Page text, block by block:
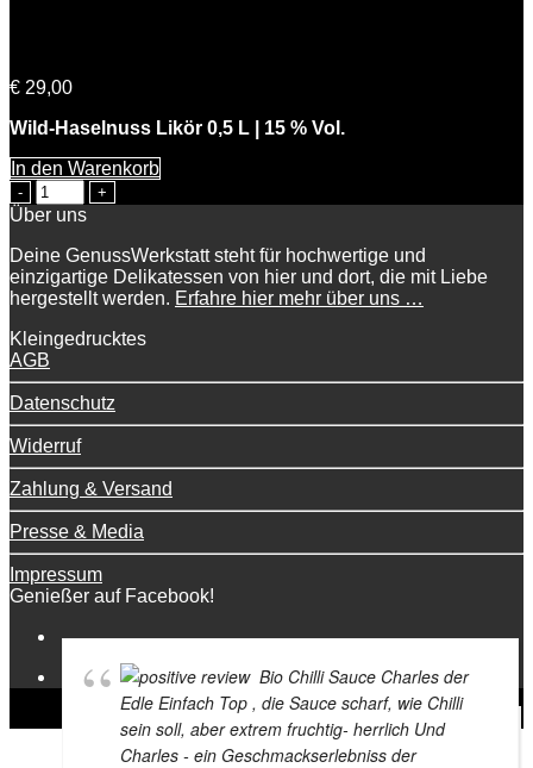
€ 29,00
Wild-Haselnuss Likör 0,5 L | 15 % Vol.
In den Warenkorb
Knackiger
Karl
Über uns
Deine GenussWerkstatt steht für hochwertige und
einzigartige Delikatessen von hier und dort, die mit Liebe
hergestellt werden. Erfahre hier mehr über uns …
Kleingedrucktes
AGB
Datenschutz
Widerruf
Zahlung & Versand
Presse & Media
Impressum
Genießer auf Facebook!
Bio Chilli Sauce Charles der
Edle Einfach Top , die Sauce scharf, wie Chilli
sein soll, aber extrem fruchtig- herrlich Und
Charles - ein Geschmackserlebniss der